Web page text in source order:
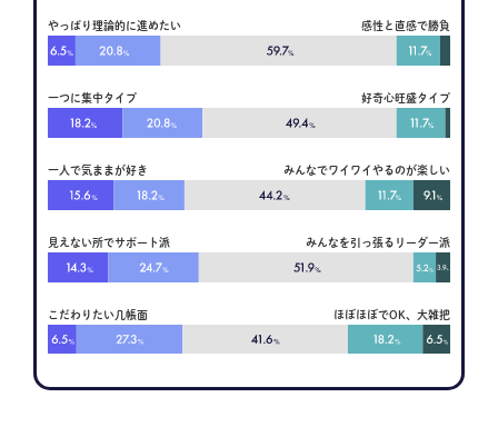
やっぱり理論的に進めたい 感性と直感で勝負
一つに集中タイプ 好奇心旺盛タイプ
一人で気ままが好き みんなでワイワイやるのが楽しい
見えない所でサポート派 みんなを引っ張るリーダー派
こだわりたい几帳面 ほぼほぼでOK、大雑把